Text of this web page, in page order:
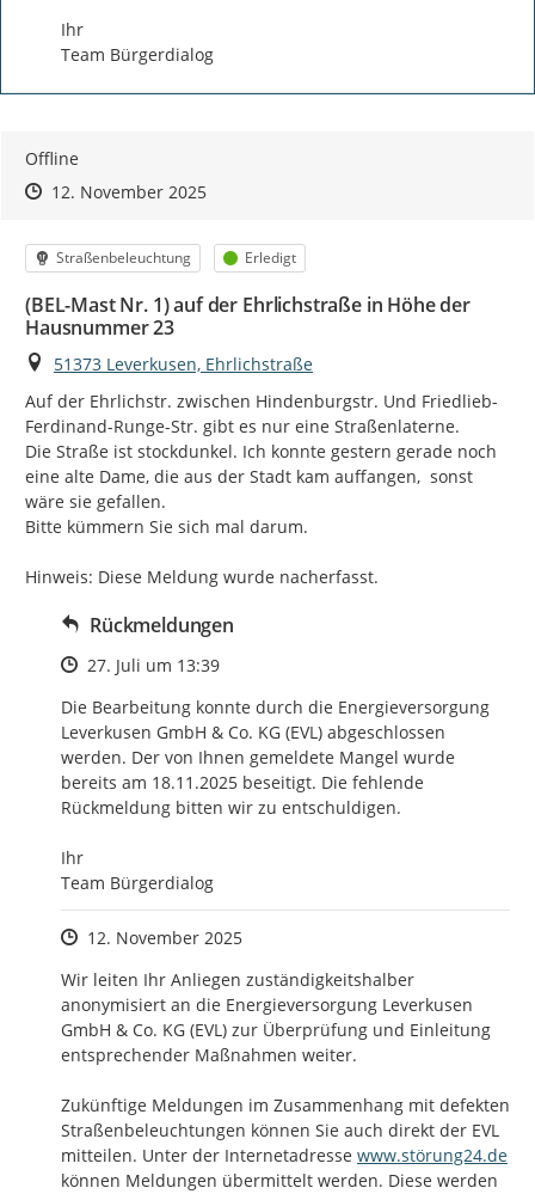
Ihr
Team Bürgerdialog
Offline
Zeitpunkt des Erstellens
Zeitpunkt des Erstellens
12. November 2025Zur Äußerung
Kategorie
Straßenbeleuchtung Status
Erledigt
(BEL-Mast Nr. 1) auf der Ehrlichstraße in Höhe der
Hausnummer 23
Ort
51373 Leverkusen, Ehrlichstraße
Auf der Ehrlichstr. zwischen Hindenburgstr. Und Friedlieb-
Ferdinand-Runge-Str. gibt es nur eine Straßenlaterne.
Die Straße ist stockdunkel. Ich konnte gestern gerade noch
eine alte Dame, die aus der Stadt kam auffangen,  sonst
wäre sie gefallen.
Bitte kümmern Sie sich mal darum.
Hinweis: Diese Meldung wurde nacherfasst.
Rückmeldungen
Zeitpunkt des Erstellens
27. Juli um 13:39
Die Bearbeitung konnte durch die Energieversorgung
Leverkusen GmbH & Co. KG (EVL) abgeschlossen
werden. Der von Ihnen gemeldete Mangel wurde
bereits am 18.11.2025 beseitigt. Die fehlende
Rückmeldung bitten wir zu entschuldigen.
Ihr
Team Bürgerdialog
Zeitpunkt des Erstellens
12. November 2025
Wir leiten Ihr Anliegen zuständigkeitshalber
anonymisiert an die Energieversorgung Leverkusen
GmbH & Co. KG (EVL) zur Überprüfung und Einleitung
entsprechender Maßnahmen weiter.
Zukünftige Meldungen im Zusammenhang mit defekten
Straßenbeleuchtungen können Sie auch direkt der EVL
mitteilen. Unter der Internetadresse http://
www.störung24.de
können Meldungen übermittelt werden. Diese werden